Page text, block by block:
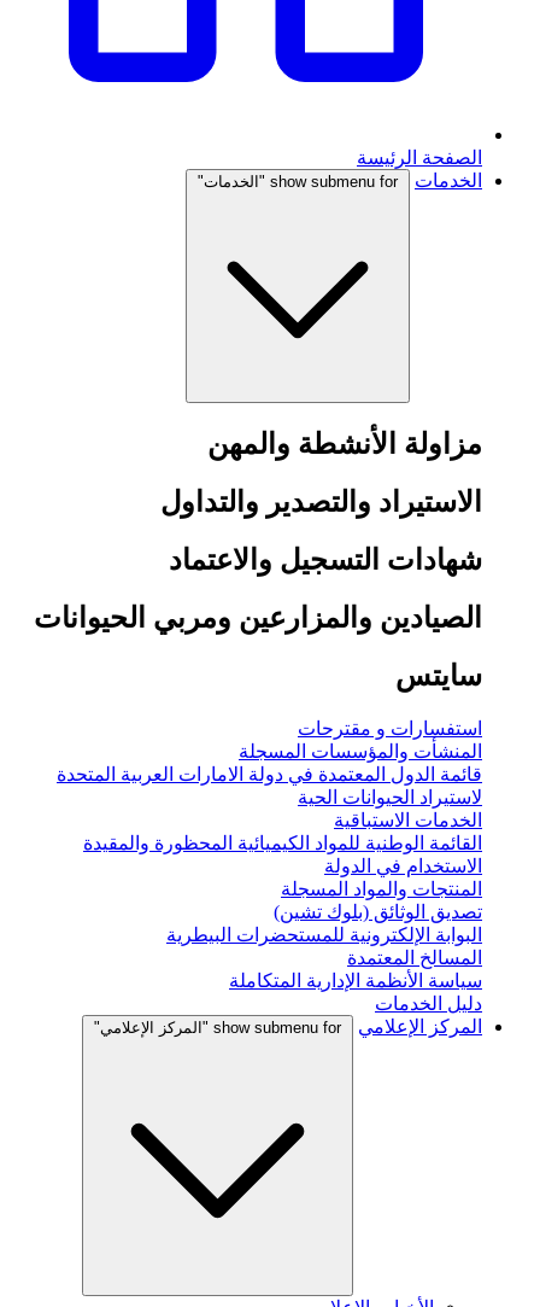
الصفحة الرئيسة
الخدمات
show submenu for "الخدمات"
مزاولة الأنشطة والمهن
الاستيراد والتصدير والتداول
شهادات التسجيل والاعتماد
الصيادين والمزارعين ومربي الحيوانات
سايتس
استفسارات و مقترحات
المنشأت والمؤسسات المسجلة
قائمة الدول المعتمدة في دولة الامارات العربية المتحدة
لاستيراد الحيوانات الحية
الخدمات الاستباقية
القائمة الوطنية للمواد الكيميائية المحظورة والمقيدة
الاستخدام في الدولة
المنتجات والمواد المسجلة
تصديق الوثائق (بلوك تشين)
البوابة الإلكترونية للمستحضرات البيطرية
المسالخ المعتمدة
سياسة الأنظمة الإدارية المتكاملة
دليل الخدمات
المركز الإعلامي
show submenu for "المركز الإعلامي"